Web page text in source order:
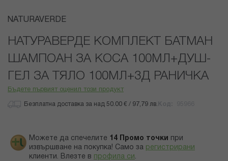
Преминете
началото
галерия
със
снимки
NATURAVERDE
НАТУРАВЕРДЕ КОМПЛЕКТ БАТМАН
ШАМПОАН ЗА КОСА 100МЛ+ДУШ-
ГЕЛ ЗА ТЯЛО 100МЛ+3Д РАНИЧКА
Бъдете първият оценил този продукт
Безплатна доставка за над 50.00 € / 97,79 лв.
Можете да спечелите 14 Промо точки
при
извършване на покупка! Само за регистрирани
клиенти. Влезте в профила си .